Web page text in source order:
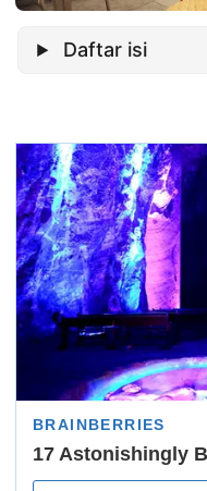
Daftar isi